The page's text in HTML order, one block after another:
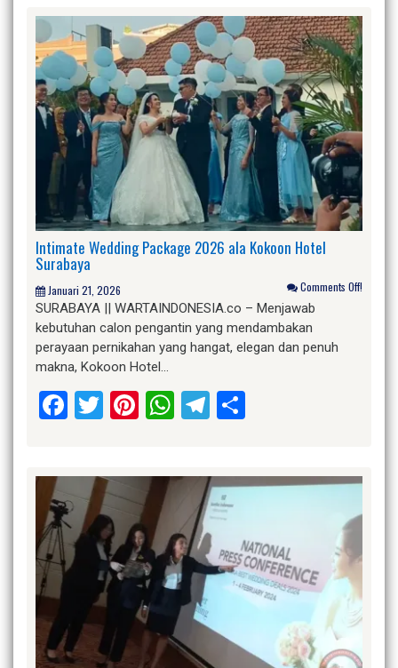
Intimate Wedding Package 2026 ala Kokoon Hotel
Surabaya
Januari 21, 2026 Comments Off!
SURABAYA || WARTAINDONESIA.co – Menjawab
kebutuhan calon pengantin yang mendambakan
perayaan pernikahan yang hangat, elegan dan penuh
makna, Kokoon Hotel…
Facebook
Twitter
Pinterest
WhatsApp
Telegram